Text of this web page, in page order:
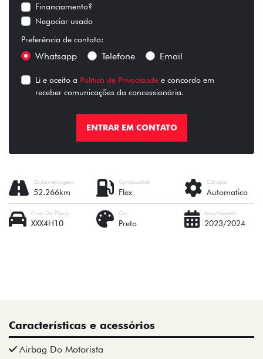
Financiamento?
Negociar usado
Preferência de contato:
Whatsapp Telefone Email
Li e aceito a Política de Privacidade e concordo em
receber comunicações da concessionária.
ENTRAR EM CONTATO
Câmbio
Automatico
Combustível
Flex
Quilometragem
52.266km
Ano/Modelo
2023/2024
Cor
Preto
Final Da Placa
XXX4H10
Características e acessórios
Airbag Do Motorista